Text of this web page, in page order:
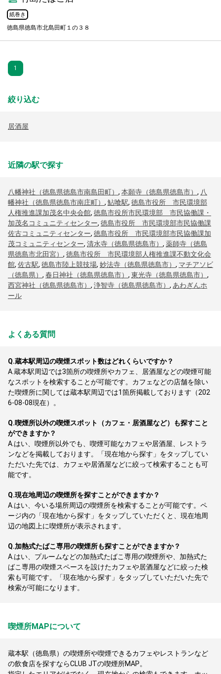
紙巻き
徳島県徳島市北島田町１の３８
1
絞り込む
居酒屋
近隣の駅で探す
八幡神社（徳島県徳島市南島田町） , 本願寺（徳島県徳島市） , 八
幡神社（徳島県徳島市南庄町） , 鮎喰駅, 徳島市役所 市民環境部
人権推進課加茂名中央会館, 徳島市役所市民環境部 市民協働課・
加茂名コミュニティセンター, 徳島市役所 市民環境部市民協働課
佐古コミュニティセンター, 徳島市役所 市民環境部市民協働課加
茂コミュニティセンター, 清水寺（徳島県徳島市） , 薬師寺（徳島
県徳島市北田宮） , 徳島市役所 市民環境部人権推進課不動文化会
館, 佐古駅, 徳島市陸上競技場, 妙法寺（徳島県徳島市） , マチアソビ
（徳島県） , 春日神社（徳島県徳島市） , 東光寺（徳島県徳島市） ,
西宮神社（徳島県徳島市） , 浄智寺（徳島県徳島市） , あわぎんホ
ール
よくある質問
Q.蔵本駅周辺の喫煙スポット数はどれくらいですか？
A.蔵本駅周辺では3箇所の喫煙所やカフェ、居酒屋などの喫煙可能
なスポットを検索することが可能です。カフェなどの店舗を除い
た喫煙所に関しては蔵本駅周辺では1箇所掲載しております（202
6-08-08現在）。
Q.喫煙所以外の喫煙スポット（カフェ・居酒屋など）も探すこと
ができますか？
A. はい、喫煙所以外でも、喫煙可能なカフェや居酒屋、レストラ
ンなどを掲載しております。「現在地から探す」をタップしてい
ただいた先では、カフェや居酒屋などに絞って検索することも可
能です。
Q.現在地周辺の喫煙所を探すことができますか？
A. はい、今いる場所周辺の喫煙所を検索することが可能です。ペ
ージ内の「現在地から探す」をタップしていただくと、現在地周
辺の地図上に喫煙所が表示されます。
Q.加熱式たばこ専用の喫煙所も探すことができますか？
A. はい、プルームなどの加熱式たばこ専用の喫煙所や、加熱式た
ばこ専用の喫煙スペースを設けたカフェや居酒屋などに絞った検
索も可能です。「現在地から探す」をタップしていただいた先で
検索が可能になります。
喫煙所MAPについて
蔵本駅（徳島県）の喫煙所や喫煙できるカフェやレストランなど
の飲食店を探すならCLUB JTの喫煙所MAP。